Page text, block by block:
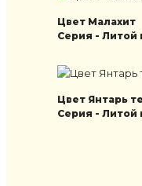
Цвет Малахит
Серия - Литой
Цвет Янтарь
Серия - Литой